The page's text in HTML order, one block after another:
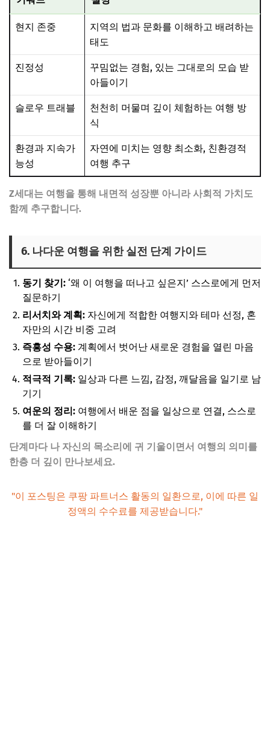
현지 존중
지역의 법과 문화를 이해하고 배려하는
태도
진정성
꾸밈없는 경험, 있는 그대로의 모습 받
아들이기
슬로우 트래블
천천히 머물며 깊이 체험하는 여행 방
식
환경과 지속가
능성
자연에 미치는 영향 최소화, 친환경적
여행 추구
Z세대는 여행을 통해 내면적 성장뿐 아니라 사회적 가치도
함께 추구합니다.
6. 나다운 여행을 위한 실전 단계 가이드
동기 찾기: ‘왜 이 여행을 떠나고 싶은지’ 스스로에게 먼저
질문하기
리서치와 계획: 자신에게 적합한 여행지와 테마 선정, 혼
자만의 시간 비중 고려
즉흥성 수용: 계획에서 벗어난 새로운 경험을 열린 마음
으로 받아들이기
적극적 기록: 일상과 다른 느낌, 감정, 깨달음을 일기로 남
기기
여운의 정리: 여행에서 배운 점을 일상으로 연결, 스스로
를 더 잘 이해하기
단계마다 나 자신의 목소리에 귀 기울이면서 여행의 의미를
한층 더 깊이 만나보세요.
"이 포스팅은 쿠팡 파트너스 활동의 일환으로, 이에 따른 일
정액의 수수료를 제공받습니다."